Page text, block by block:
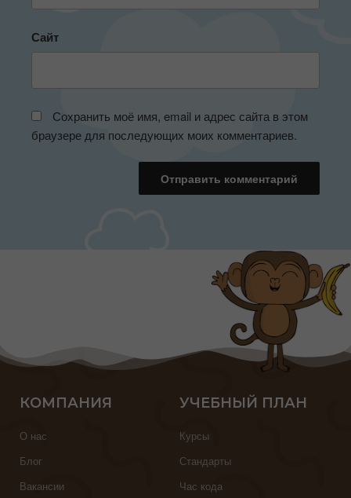
Сайт
Сохранить моё имя, email и адрес сайта в этом
браузере для последующих моих комментариев.
КОМПАНИЯ
О нас
Блог
Вакансии
УЧЕБНЫЙ ПЛАН
Курсы
Стандарты
Час кода